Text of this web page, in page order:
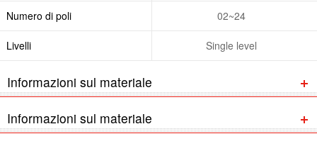
Numero di poli 02~24
Livelli Single level
Informazioni sul materiale
Informazioni sul materiale